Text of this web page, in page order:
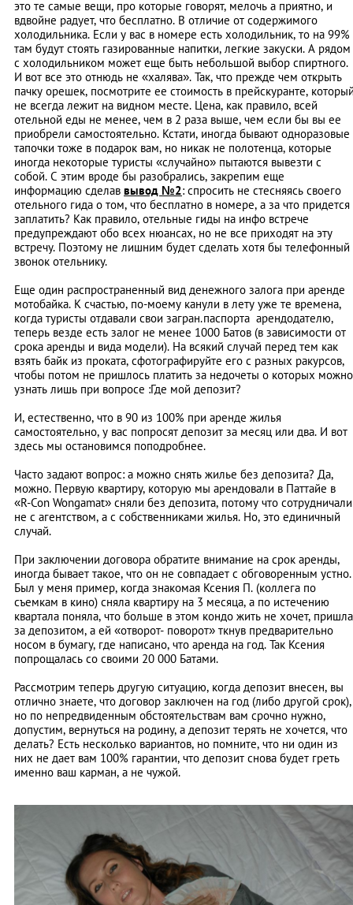
это те самые вещи, про которые говорят, мелочь а приятно, и
вдвойне радует, что бесплатно. В отличие от содержимого
холодильника. Если у вас в номере есть холодильник, то на 99%
там будут стоять газированные напитки, легкие закуски. А рядом
с холодильником может еще быть небольшой выбор спиртного.
И вот все это отнюдь не «халява». Так, что прежде чем открыть
пачку орешек, посмотрите ее стоимость в прейскуранте,
не всегда лежит на видном месте. Цена, как правило, всей
отельной еды не менее, чем в 2 раза выше, чем если бы вы ее
приобрели самостоятельно. Кстати, иногда бывают одноразовые
тапочки тоже в подарок вам, но никак не полотенца, которые
иногда некоторые туристы «случайно» пытаются вывезти с
собой. С этим вроде бы разобрались, закрепим еще
информацию сделав вывод №2: спросить не стесняясь своего
отельного гида о том, что бесплатно в номере, а за что придется
заплатить? Как правило, отельные гиды на инфо встрече
предупреждают обо всех нюансах, но не все приходят на эту
встречу. Поэтому не лишним будет сделать хотя бы телефонный
звонок отельнику.
Еще один распространенный вид денежного залога при аренде
мотобайка. К счастью, по-моему канули в лету уже те времена,
когда туристы отдавали свои загран.паспорта арендодателю,
теперь везде есть залог не менее 1000 Батов (в зависимости от
срока аренды и вида модели). На всякий случай перед тем как
взять байк из проката, сфотографируйте его с разных ракурсов,
чтобы потом не пришлось платить за недочеты о которых можно
узнать лишь при вопросе :Где мой депозит?
И, естественно, что в 90 из 100% при аренде жилья
самостоятельно, у вас попросят депозит за месяц или два. И вот
здесь мы остановимся поподробнее.
Часто задают вопрос: а можно снять жилье без депозита? Да,
можно. Первую квартиру, которую мы арендовали в Паттайе в
«R-Con Wongamat» сняли без депозита, потому что сотрудничали
не с агентством, а с собственниками жилья. Но, это единичный
случай.
При заключении договора обратите внимание на срок аренды,
иногда бывает такое, что он не совпадает с обговоренным устно.
Был у меня пример, когда знакомая Ксения П. (коллега по
съемкам в кино) сняла квартиру на 3 месяца, а по истечению
квартала поняла, что больше в этом кондо жить не хочет, пришла
за депозитом, а ей «отворот- поворот» ткнув предварительно
носом в бумагу, где написано, что аренда на год. Так Ксения
попрощалась со своими 20 000 Батами.
Рассмотрим теперь другую ситуацию, когда депозит внесен, вы
отлично знаете, что договор заключен на год (либо другой срок),
но по непредвиденным обстоятельствам вам срочно нужно,
допустим, вернуться на родину, а депозит терять не хочется, что
делать? Есть несколько вариантов, но помните, что ни один из
них не дает вам 100% гарантии, что депозит снова будет греть
именно ваш карман, а не чужой.